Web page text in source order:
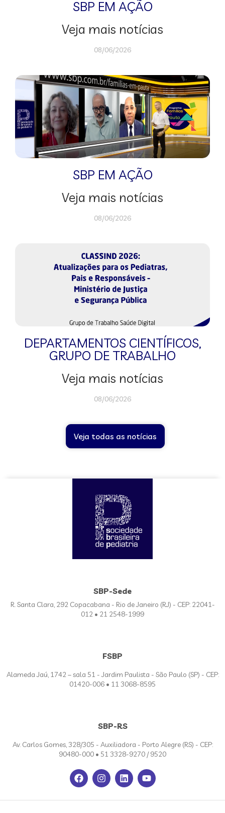
SBP EM AÇÃO
Veja mais notícias
08/06/2026
SBP EM AÇÃO
Veja mais notícias
08/06/2026
DEPARTAMENTOS CIENTÍFICOS,
GRUPO DE TRABALHO
Veja mais notícias
08/06/2026
Veja todas as notícias
SBP-Sede
R. Santa Clara, 292 Copacabana - Rio de Janeiro (RJ) - CEP: 22041-
012 • 21 2548-1999
FSBP
Alameda Jaú, 1742 – sala 51 - Jardim Paulista - São Paulo (SP) - CEP:
01420-006 • 11 3068-8595
SBP-RS
Av. Carlos Gomes, 328/305 - Auxiliadora - Porto Alegre (RS) - CEP:
90480-000 • 51 3328-9270 / 9520